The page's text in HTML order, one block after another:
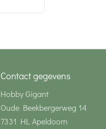
Contact gegevens
Hobby Gigant
Oude Beekbergerweg 14
7331 HL Apeldoorn